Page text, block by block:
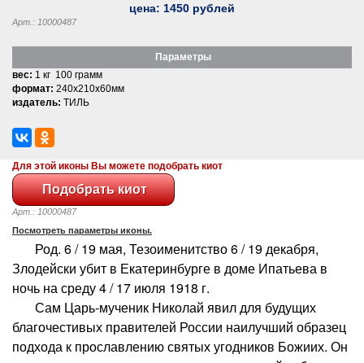
цена: 1450 рублей
Арт.: 10000487
Параметры
вес: 1 кг 100 грамм
формат: 240x210x60мм
издатель: ТИЛЬ
Для этой иконы Вы можете подобрать киот
Арт.: 10000487
Посмотреть параметры иконы.
Род. 6 / 19 мая, Тезоименитство 6 / 19 декабря,
Злодейски убит в Екатеринбурге в доме Ипатьева в
ночь на среду 4 / 17 июля 1918 г.
Сам Царь-мученик Николай явил для будущих
благочестивых правителей России наилучший образец
подхода к прославлению святых угодников Божиих. Он